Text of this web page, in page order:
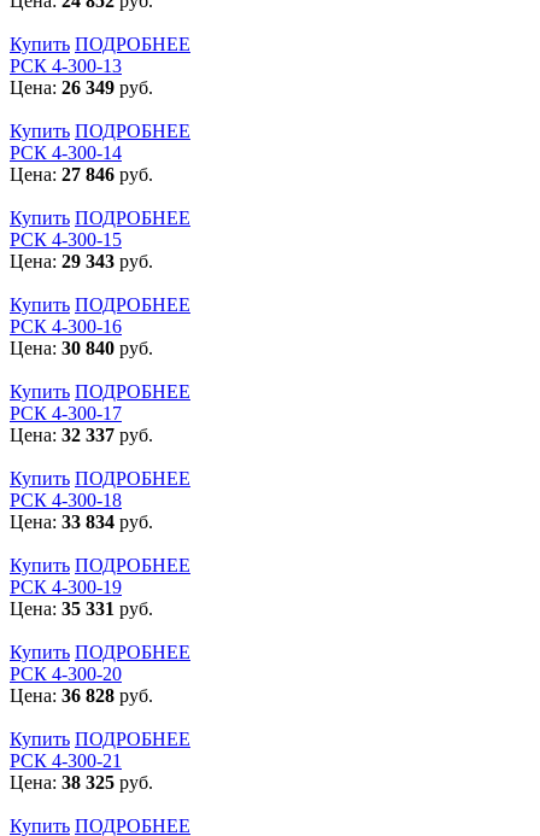
Купить ПОДРОБНЕЕ
РСК 4-300-13
Цена: 26 349 руб.
Купить ПОДРОБНЕЕ
РСК 4-300-14
Цена: 27 846 руб.
Купить ПОДРОБНЕЕ
РСК 4-300-15
Цена: 29 343 руб.
Купить ПОДРОБНЕЕ
РСК 4-300-16
Цена: 30 840 руб.
Купить ПОДРОБНЕЕ
РСК 4-300-17
Цена: 32 337 руб.
Купить ПОДРОБНЕЕ
РСК 4-300-18
Цена: 33 834 руб.
Купить ПОДРОБНЕЕ
РСК 4-300-19
Цена: 35 331 руб.
Купить ПОДРОБНЕЕ
РСК 4-300-20
Цена: 36 828 руб.
Купить ПОДРОБНЕЕ
РСК 4-300-21
Цена: 38 325 руб.
Купить ПОДРОБНЕЕ